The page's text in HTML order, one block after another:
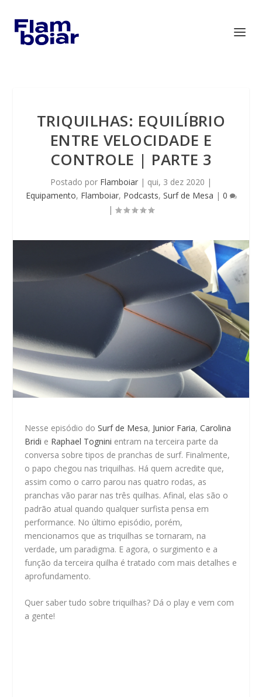
TRIQUILHAS: EQUILÍBRIO
ENTRE VELOCIDADE E
CONTROLE | PARTE 3
Postado por Flamboiar | qui, 3 dez 2020 |
Equipamento, Flamboiar, Podcasts, Surf de Mesa | 0
|
Nesse episódio doSurf de Mesa, Junior Faria,Carolina
Bridi e Raphael Tognini entram na terceira parte da
conversa sobre tipos de pranchas de surf. Finalmente,
o papo chegou nas triquilhas. Há quem acredite que,
assim como o carro parou nas quatro rodas, as
pranchas vão parar nas três quilhas. Afinal, elas são o
padrão atual quando qualquer surfista pensa em
performance. No último episódio, porém,
mencionamos que as triquilhas se tornaram, na
verdade, um paradigma. E agora, o surgimento e a
função da terceira quilha é tratado com mais detalhes e
aprofundamento.
Quer saber tudo sobre triquilhas? Dá o play e vem com
a gente!